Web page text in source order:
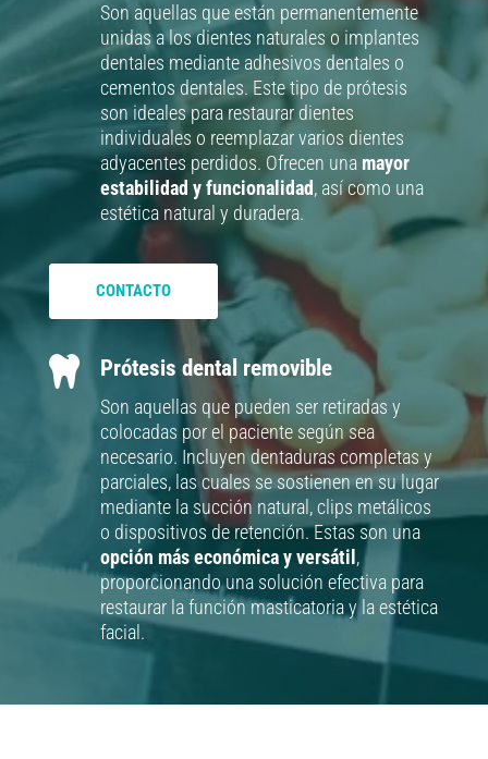
Son aquellas que están permanentemente
unidas a los dientes naturales o implantes
dentales mediante adhesivos dentales o
cementos dentales. Este tipo de prótesis
son ideales para restaurar dientes
individuales o reemplazar varios dientes
adyacentes perdidos. Ofrecen una mayor
estabilidad y funcionalidad, así como una
estética natural y duradera.
CONTACTO
 Prótesis dental removible
Son aquellas que pueden ser retiradas y
colocadas por el paciente según sea
necesario. Incluyen dentaduras completas y
parciales, las cuales se sostienen en su lugar
mediante la succión natural, clips metálicos
o dispositivos de retención. Estas son una
opción más económica y versátil ,
proporcionando una solución efectiva para
restaurar la función masticatoria y la estética
facial.